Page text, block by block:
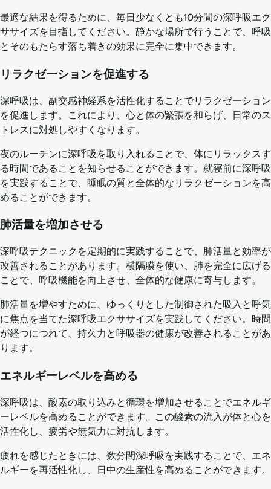
最適な結果を得るために、毎日少なくとも10分間の深呼吸エク
ササイズを目指してください。静かな場所で行うことで、呼吸
とそのもたらす落ち着きの効果に完全に集中できます。
リラクゼーションを促進する
深呼吸は、副交感神経系を活性化することでリラクゼーション
を促進します。これにより、心と体の緊張を和らげ、日常のス
トレスに対処しやすくなります。
夜のルーチンに深呼吸を取り入れることで、体にリラックスす
る時間であることを知らせることができます。就寝前に深呼吸
を実践することで、睡眠の質と全体的なリラクゼーションを高
めることができます。
肺活量を増加させる
深呼吸テクニックを定期的に実践することで、肺活量と効率が
改善されることがあります。横隔膜を使い、肺を完全に広げる
ことで、呼吸機能を向上させ、全体的な健康に寄与します。
肺活量を増やすために、ゆっくりとした制御された吸入と呼気
に焦点を当てた深呼吸エクササイズを実践してください。時間
が経つにつれて、持久力と呼吸器の健康が改善されることがあ
ります。
エネルギーレベルを高める
深呼吸は、酸素の取り込みと循環を増加させることでエネルギ
ーレベルを高めることができます。この酸素の流入が体と心を
活性化し、疲労や無気力に対抗します。
疲れを感じたときには、数分間深呼吸を実践することで、エネ
ルギーを再活性化し、日中の生産性を高めることができます。